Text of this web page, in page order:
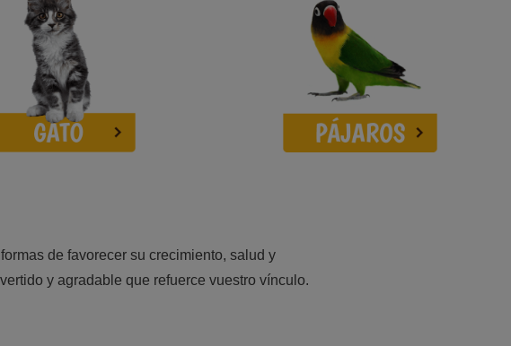
de favorecer su crecimiento, salud y
y agradable que refuerce vuestro vínculo.